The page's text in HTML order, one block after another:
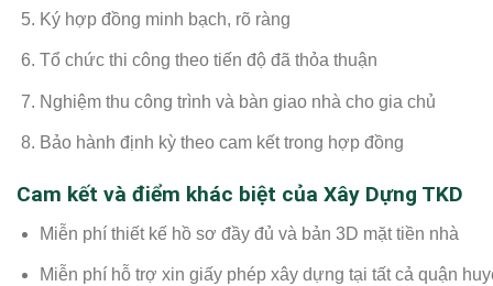
Ký hợp đồng minh bạch, rõ ràng
Tổ chức thi công theo tiến độ đã thỏa thuận
Nghiệm thu công trình và bàn giao nhà cho gia chủ
Bảo hành định kỳ theo cam kết trong hợp đồng
Cam kết và điểm khác biệt của Xây Dựng TKD
Miễn phí thiết kế hồ sơ đầy đủ và bản 3D mặt tiền nhà
Miễn phí hỗ trợ xin giấy phép xây dựng tại tất cả quận